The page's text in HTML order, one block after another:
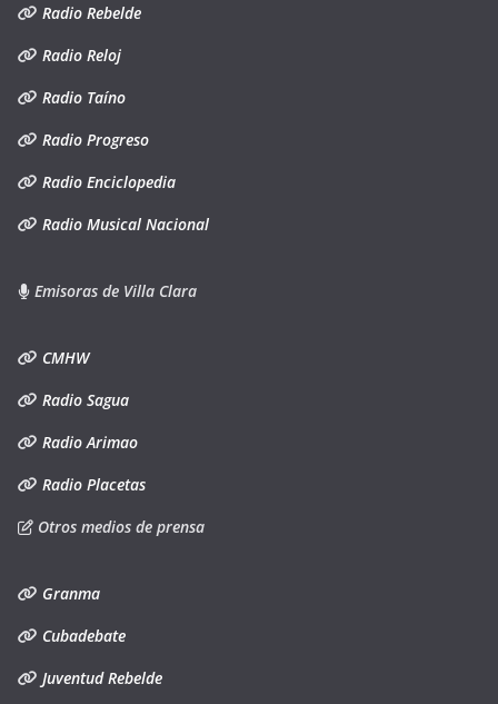
Radio Rebelde
Radio Reloj
Radio Taíno
Radio Progreso
Radio Enciclopedia
Radio Musical Nacional
Emisoras de Villa Clara
CMHW
Radio Sagua
Radio Arimao
Radio Placetas
Otros medios de prensa
Granma
Cubadebate
Juventud Rebelde